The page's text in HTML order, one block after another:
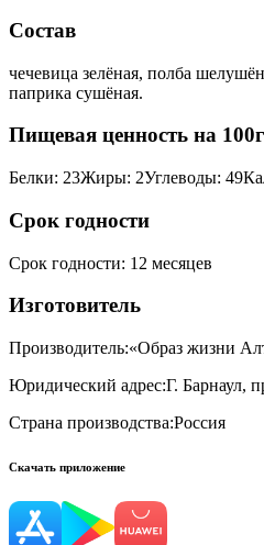
Состав
чечевица зелёная, полба
паприка сушёная.
Пищевая ценность на 100г
Белки: 23Жиры: 2Углеводы: 49
Срок годности
Срок годности: 12 месяцев
Изготовитель
Производитель:«Образ жизни
Юридический адрес:Г. Барнаул,
Страна производства:Россия
Скачать приложение